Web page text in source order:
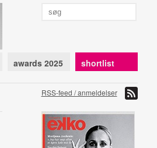
awards 2025 shortlist
RSS-feed / anmeldelser